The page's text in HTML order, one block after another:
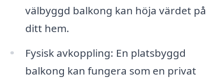
välbyggd balkong kan höja värdet på
ditt hem.
Fysisk avkoppling: En platsbyggd
balkong kan fungera som en privat